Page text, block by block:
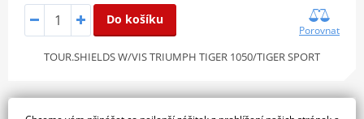
Do košíku
Porovnat
TOUR.SHIELDS W/VIS TRIUMPH TIGER 1050/TIGER SPORT